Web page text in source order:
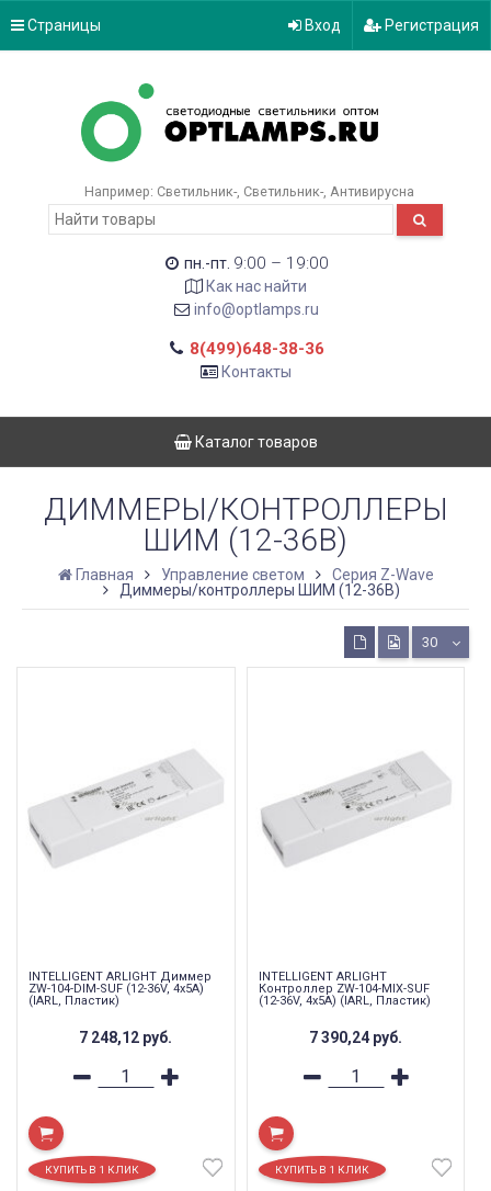
Страницы Вход Регистрация
Например: Светильник- Светильник- Антивирусна
пн.-пт. 9:00 – 19:00
Как нас найти
info@optlamps.ru
8(499)648-38-36
Контакты
Каталог товаров
ДИММЕРЫ/КОНТРОЛЛЕРЫ
ШИМ (12-36В)
Главная Управление светом
Серия Z-Wave
Диммеры/контроллеры ШИМ (12-36В)
30
INTELLIGENT ARLIGHT Диммер
ZW-104-DIM-SUF (12-36V, 4x5A)
(IARL, Пластик)
7 248,12 руб.
INTELLIGENT ARLIGHT
Контроллер ZW-104-MIX-SUF
(12-36V, 4x5A) (IARL, Пластик)
7 390,24 руб.